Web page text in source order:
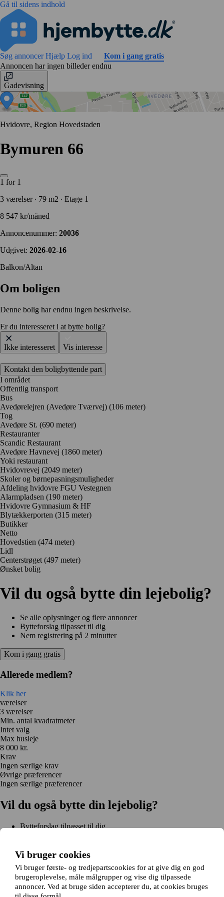
Gå til sidens indhold
Vi bruger cookies
Vi bruger første- og tredjepartscookies for at give dig en god
brugeroplevelse, måle målgrupper og vise dig tilpassede
annoncer. Ved at bruge siden accepterer du, at cookies bruges
Søg annoncerHjælp Log ind
Kom i gang gratis
Annoncen har ingen billeder endnu
Gadevisning
Hvidovre, Region Hovedstaden
Bymuren 66
1 for 1
3 værelser ∙ 79 m2 ∙ Etage 1
8 547 kr/måned
Annoncenummer: 20036
Udgivet: 2026-02-16
Balkon/Altan
Om boligen
Denne bolig har endnu ingen beskrivelse.
Er du interesseret i at bytte bolig?
Ikke interesseret Vis interesse
Kontakt den boligbyttende part
I området
Offentlig transport
Bus
Avedørelejren (Avedøre Tværvej) (106 meter)
Tog
Avedøre St. (690 meter)
Restauranter
Scandic Restaurant
Avedøre Havnevej (1860 meter)
Yoki restaurant
Hvidovrevej (2049 meter)
Skoler og børnepasningsmuligheder
Afdeling hvidovre FGU Vestegnen
Alarmpladsen (190 meter)
Hvidovre Gymnasium & HF
Blytækkerporten (315 meter)
Butikker
Netto
Hovedstien (474 meter)
Lidl
Centerstrøget (497 meter)
Ønsket bolig
Vil du også bytte din lejebolig?
Se alle oplysninger og flere annoncer
Bytteforslag tilpasset til dig
Nem registrering på 2 minutter
Kom i gang gratis
Allerede medlem?
Klik her
værelser
3 værelser
Min. antal kvadratmeter
Intet valg
Max husleje
8 000 kr.
Krav
Ingen særlige krav
Øvrige præferencer
Ingen særlige præferencer
Vil du også bytte din lejebolig?
Bytteforslag tilpasset til dig
Kom i gang gratis
Kom i gang
Kom i gang gratisSøg annoncerLog ind
Læs mere